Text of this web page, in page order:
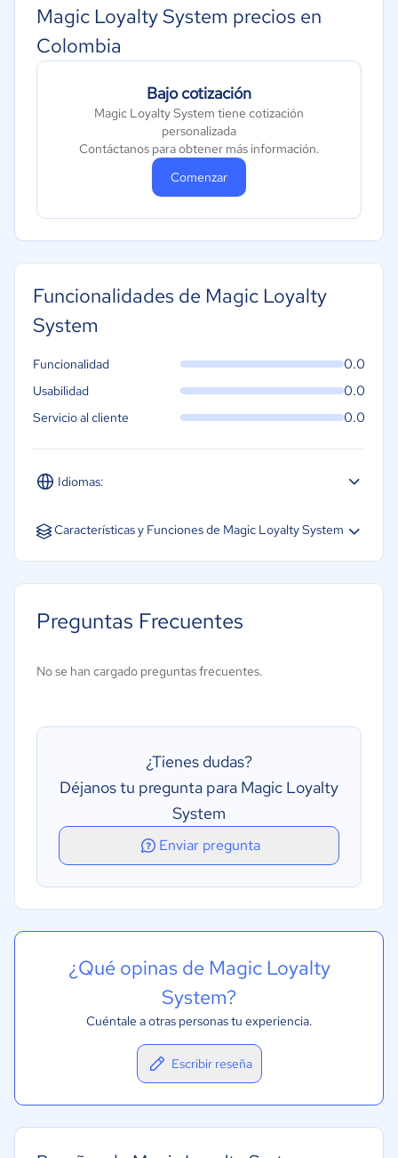
Magic Loyalty System precios en
Colombia
Bajo cotización
Magic Loyalty System tiene cotización
personalizada
Contáctanos para obtener más información.
Comenzar
Funcionalidades de Magic Loyalty
System
Idiomas:
Funcionalidad 0.0
Usabilidad 0.0
Servicio al cliente 0.0
Características y Funciones de Magic Loyalty System
Gestión de membresías
Gestión de recompensas
Seguimiento de recomendaciones
Preguntas Frecuentes
No se han cargado preguntas frecuentes.
¿Tienes dudas?
Déjanos tu pregunta para Magic Loyalty
System
Enviar pregunta
¿Qué opinas de Magic Loyalty
System?
Cuéntale a otras personas tu experiencia.
Escribir reseña